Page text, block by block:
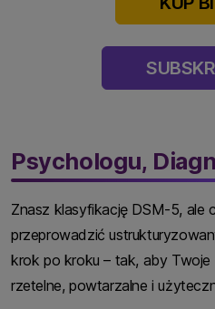
Psychologu,
Znasz klasyfikację DSM-5, ale
przeprowadzić
krok po kroku – tak, aby
rzetelne, powtarzalne i